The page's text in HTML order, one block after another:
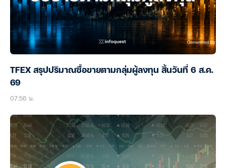
TFEX สรุปปริมาณซื้อขายตามกลุ่มผู้ลงทุน สิ้นวันที่ 6 ส.ค.
69
07:56 น.